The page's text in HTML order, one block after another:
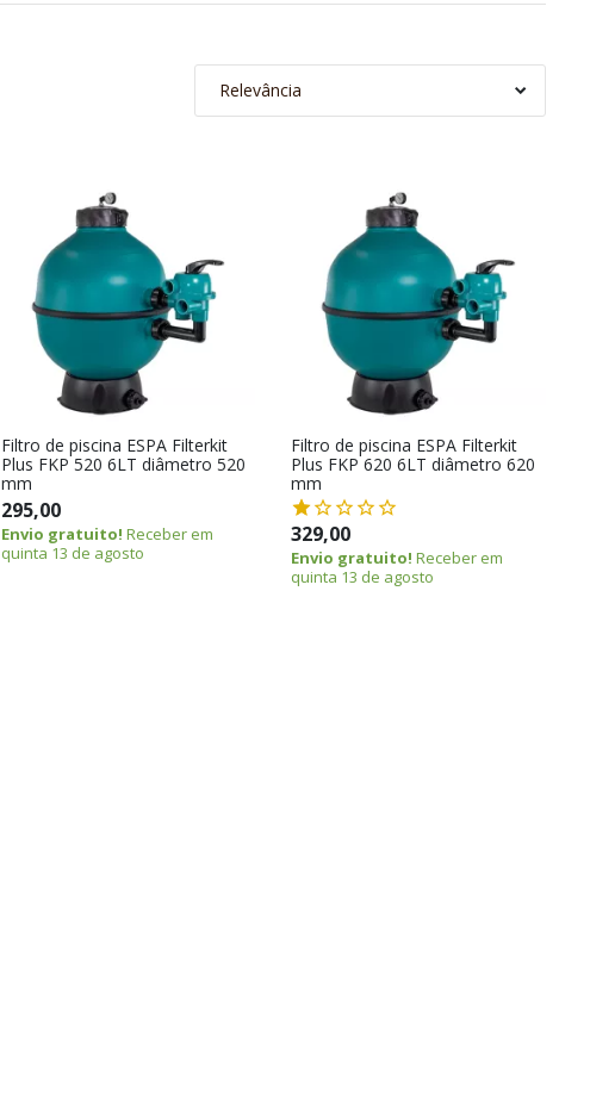
Relevância
Filtro de piscina ESPA Filterkit
Plus FKP 520 6LT diâmetro 520
mm
295,00
Envio gratuito! Receber em
quinta 13 de agosto
Filtro de piscina ESPA Filterkit
Plus FKP 620 6LT diâmetro 620
mm
329,00
Envio gratuito! Receber em
quinta 13 de agosto